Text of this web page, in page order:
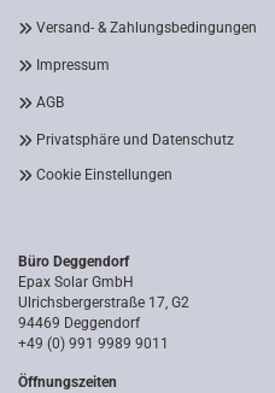
Versand- & Zahlungsbedingungen
Impressum
AGB
Privatsphäre und Datenschutz
Cookie Einstellungen
Büro Deggendorf
Epax Solar GmbH
Ulrichsbergerstraße 17, G2
94469 Deggendorf
+49 (0) 991 9989 9011
Öffnungszeiten